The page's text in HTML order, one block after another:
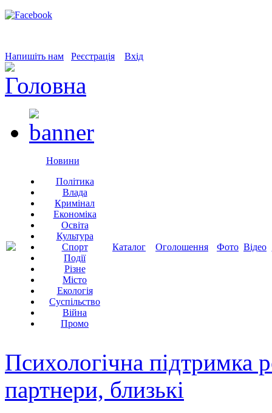
Напишіть нам Реєстрація Вхід
Новини
Політика
Влада
Кримінал
Економіка
Освіта
Культура
Спорт
Події
Різне
Місто
Екологія
Суспільство
Війна
Промо
Каталог Оголошення Фото Відео
Психологічна підтримка
партнери, близькі